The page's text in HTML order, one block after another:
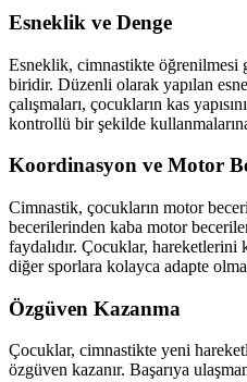
Esneklik ve Denge
Esneklik, cimnastikte öğrenilmesi
biridir. Düzenli olarak yapılan
çalışmaları, çocukların kas
kontrollü bir şekilde
Koordinasyon ve Motor
Cimnastik, çocukların motor
becerilerinden kaba motor
faydalıdır. Çocuklar,
diğer sporlara kolayca adapte
Özgüven Kazanma
Çocuklar, cimnastikte yeni
özgüven kazanır. Başarıya